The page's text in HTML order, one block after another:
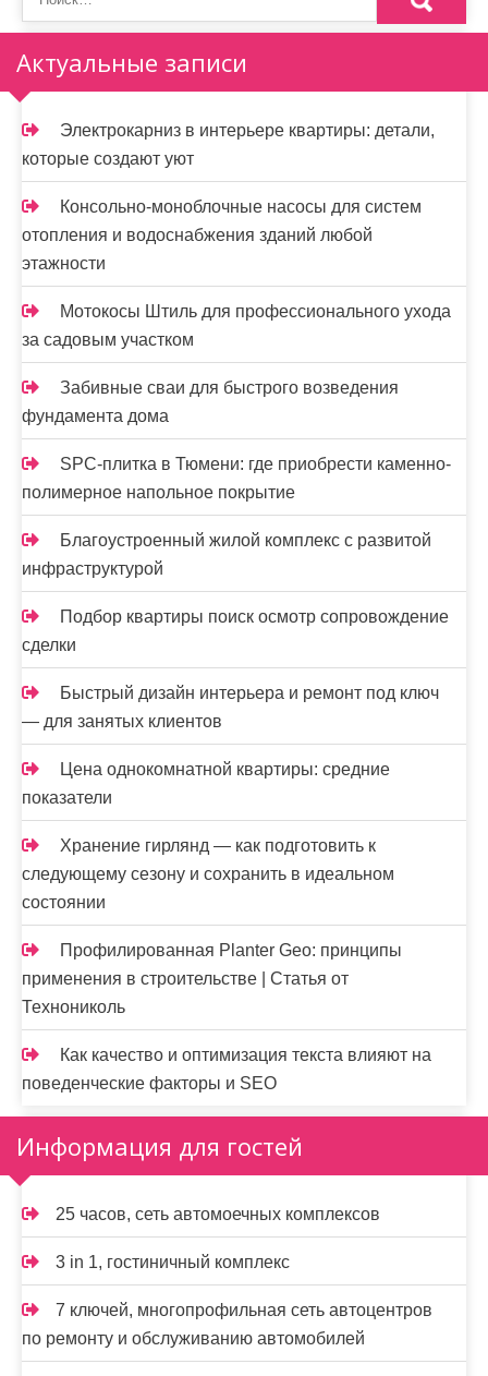
Актуальные записи
Электрокарниз в интерьере квартиры: детали,
которые создают уют
Консольно-моноблочные насосы для систем
отопления и водоснабжения зданий любой
этажности
Мотокосы Штиль для профессионального ухода
за садовым участком
Забивные сваи для быстрого возведения
фундамента дома
SPC-плитка в Тюмени: где приобрести каменно-
полимерное напольное покрытие
Благоустроенный жилой комплекс с развитой
инфраструктурой
Подбор квартиры поиск осмотр сопровождение
сделки
Быстрый дизайн интерьера и ремонт под ключ
— для занятых клиентов
Цена однокомнатной квартиры: средние
показатели
Хранение гирлянд — как подготовить к
следующему сезону и сохранить в идеальном
состоянии
Профилированная Planter Geo: принципы
применения в строительстве | Статья от
Технониколь
Как качество и оптимизация текста влияют на
поведенческие факторы и SEO
Информация для гостей
25 часов, сеть автомоечных комплексов
3 in 1, гостиничный комплекс
7 ключей, многопрофильная сеть автоцентров
по ремонту и обслуживанию автомобилей